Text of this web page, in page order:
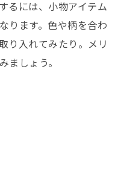
るには、小物アイテム
ります。色や柄を合わ
り入れてみたり。メリ
ましょう。